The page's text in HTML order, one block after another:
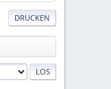
DRUCKEN